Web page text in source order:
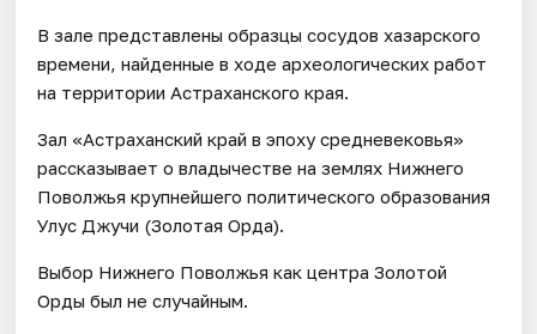
В зале представлены образцы сосудов хазарского
времени, найденные в ходе археологических работ
на территории Астраханского края.
Зал «Астраханский край в эпоху средневековья»
рассказывает о владычестве на землях Нижнего
Поволжья крупнейшего политического образования
Улус Джучи (Золотая Орда).
Выбор Нижнего Поволжья как центра Золотой
Орды был не случайным.